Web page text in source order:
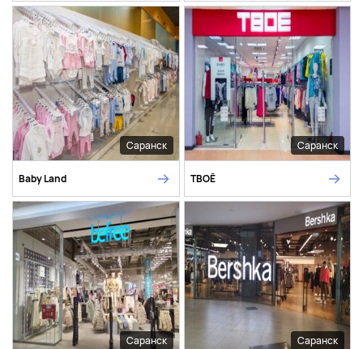
Саранск
Baby Land
Саранск
ТВОЁ
Саранск Саранск